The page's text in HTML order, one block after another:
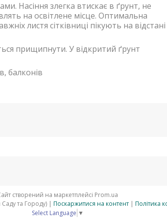
Насіння злегка втискає в ґрунт, не
на освітлене місце. Оптимальна
листя сітківниці пікують на відстані
прищипнути. У відкритий ґрунт
балконів
створений на маркетплейсі Prom.ua
АгроМагазин Цибулинка (Все для Саду та Городу) | Поскаржитися на контент | Політика
Select Language ▼